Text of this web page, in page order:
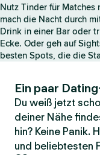
Nutz Tinder für
mach die Nacht durch
Drink in einer Bar oder
Ecke. Oder geh auf
besten Spots, die die
Ein paar
Du weiß jetzt
deiner Nähe
hin? Keine Panik.
und beliebtesten